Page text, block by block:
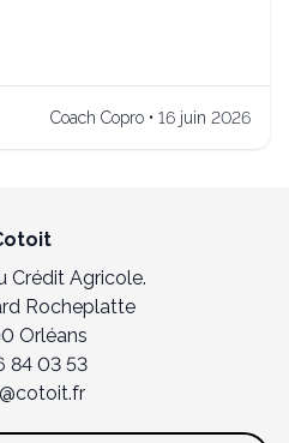
Coach Copro • 16 juin 2026
Crédit Agricole.
Rocheplatte
Orléans
84 03 53